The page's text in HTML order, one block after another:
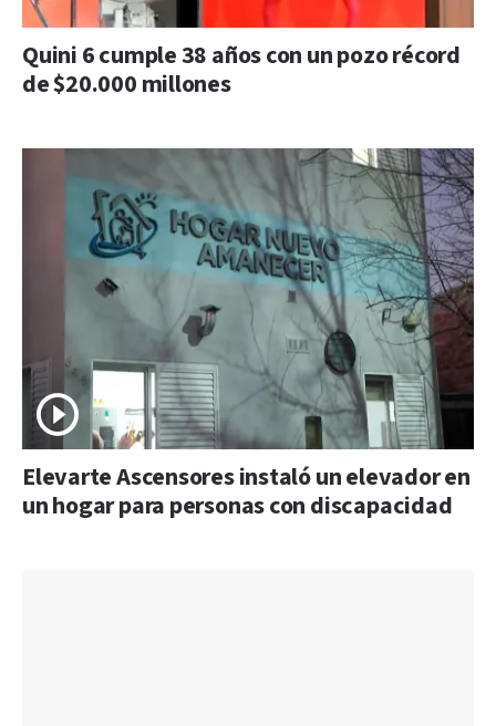
Quini 6 cumple 38 años con un pozo récord
de $20.000 millones
Elevarte Ascensores instaló un elevador en
un hogar para personas con discapacidad